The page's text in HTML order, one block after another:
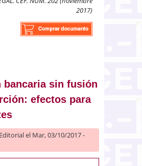
2017)
bancaria sin fusión
efectos para
Editorialel Mar, 03/10/2017 -